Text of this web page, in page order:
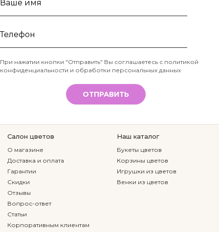
Ваше
Телефон
*
При нажатии кнопки "Отправить" Вы соглашаетесь с политикой
конфиденциальности и обработки персональных данных
ОТПРАВИТЬ
Салон цветов
О магазине
Доставка и оплата
Гарантии
Скидки
Отзывы
Вопрос-ответ
Статьи
Корпоративным клиентам
Наш каталог
Букеты цветов
Корзины цветов
Игрушки из цветов
Венки из цветов